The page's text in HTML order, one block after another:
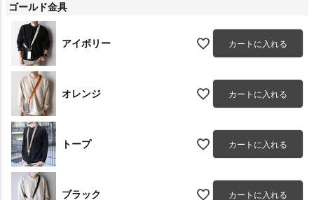
ゴールド金具
アイボリー カートに入れる
オレンジ カートに入れる
トープ カートに入れる
ブラック カートに入れる